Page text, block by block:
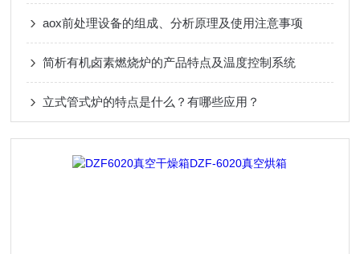
aox前处理设备的组成、分析原理及使用注意事项
简析有机卤素燃烧炉的产品特点及温度控制系统
立式管式炉的特点是什么？有哪些应用？